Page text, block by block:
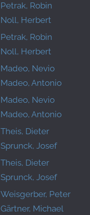
Petrak, Robin
Noll, Herbert
Petrak, Robin
Noll, Herbert
Madeo, Nevio
Madeo, Antonio
Madeo, Nevio
Madeo, Antonio
Theis, Dieter
Sprunck, Josef
Theis, Dieter
Sprunck, Josef
Weisgerber, Peter
Gärtner, Michael